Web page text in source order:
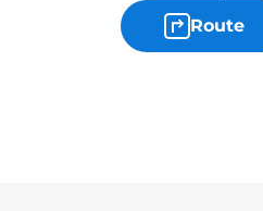
Route